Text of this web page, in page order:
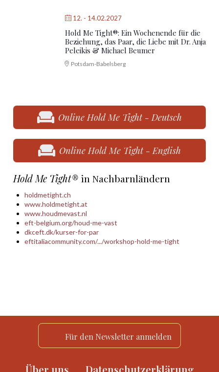
Hold Me Tight®: Ein Wochenende für die
Beziehung, das Paar, die Liebe mit Dr. Anja
Peleikis & Michael Beumer
Potsdam-Babelsberg
Online Hold Me Tight - English
Hold Me Tight®in Nachbarnländern
holdmetight.ch
www.holdmetight.at
www.houdmevast.nl
eft-belgium.org/houd-me-vast
dkceft.dk/kurser-for-par
eftitaliacommunity.com/.../workshop-hold-me-tight
Für den Newsletter anmelden
Über uns Datenschutzerklärung